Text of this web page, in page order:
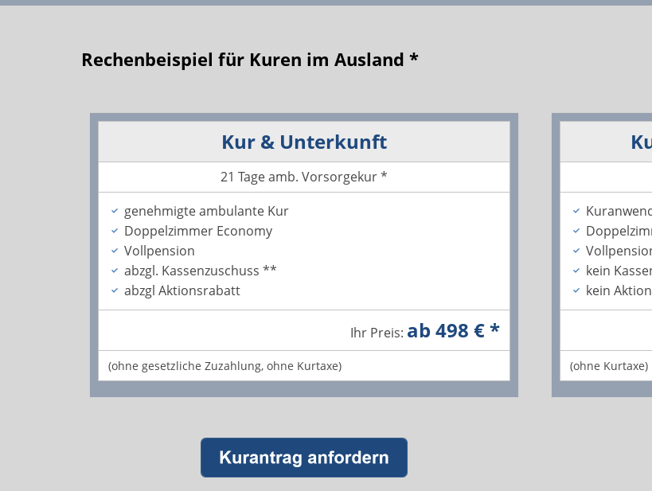
Rechenbeispiel für Kuren im Ausland *
Kur & Unterkunft
21 Tage amb. Vorsorgekur *
genehmigte ambulante Kur
Doppelzimmer Economy
Vollpension
abzgl. Kassenzuschuss **
abzgl Aktionsrabatt
Ihr Preis: ab 498 € *
(ohne gesetzliche Zuzahlung, ohne Kurtaxe)
kein
kein
(ohne Kurtaxe)